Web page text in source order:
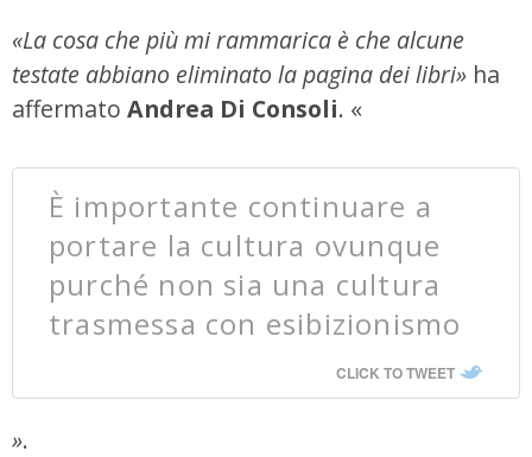
«La cosa che più mi rammarica è che alcune
testate abbiano eliminato la pagina dei libri» ha
affermato Andrea Di Consoli. «
È importante continuare a
portare la cultura ovunque
purché non sia una cultura
trasmessa con esibizionismo
CLICK TO TWEET
».